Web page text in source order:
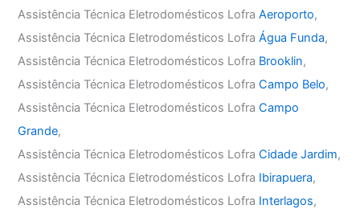
Assistência Técnica Eletrodomésticos LofraAeroporto,
Assistência Técnica Eletrodomésticos LofraÁgua Funda,
Assistência Técnica Eletrodomésticos Lofra Brooklin,
Assistência Técnica Eletrodomésticos LofraCampo Belo,
Assistência Técnica Eletrodomésticos LofraCampo
Grande,
Assistência Técnica Eletrodomésticos LofraCidade Jardim,
Assistência Técnica Eletrodomésticos Lofra Ibirapuera,
Assistência Técnica Eletrodomésticos Lofra Interlagos,